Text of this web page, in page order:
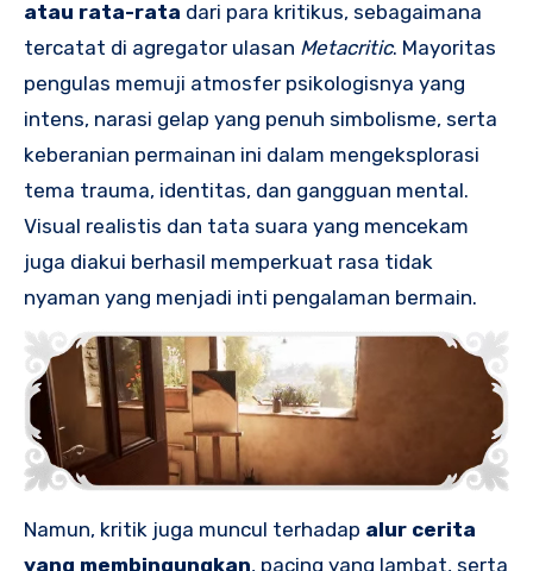
atau rata-rata dari para kritikus, sebagaimana
tercatat di agregator ulasan Metacritic. Mayoritas
pengulas memuji atmosfer psikologisnya yang
intens, narasi gelap yang penuh simbolisme, serta
keberanian permainan ini dalam mengeksplorasi
tema trauma, identitas, dan gangguan mental.
Visual realistis dan tata suara yang mencekam
juga diakui berhasil memperkuat rasa tidak
nyaman yang menjadi inti pengalaman bermain.
Namun, kritik juga muncul terhadap alur cerita
yang membingungkan, pacing yang lambat, serta